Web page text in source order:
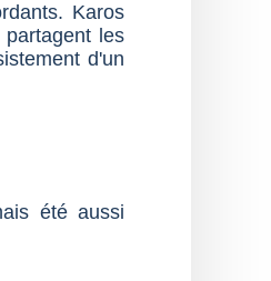
Karos
les
d'un
été aussi